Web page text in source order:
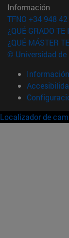
Información
TFNO +34 948
¿QUÉ GRADO TE
¿QUÉ MÁSTER
© Universidad de
Localizador de